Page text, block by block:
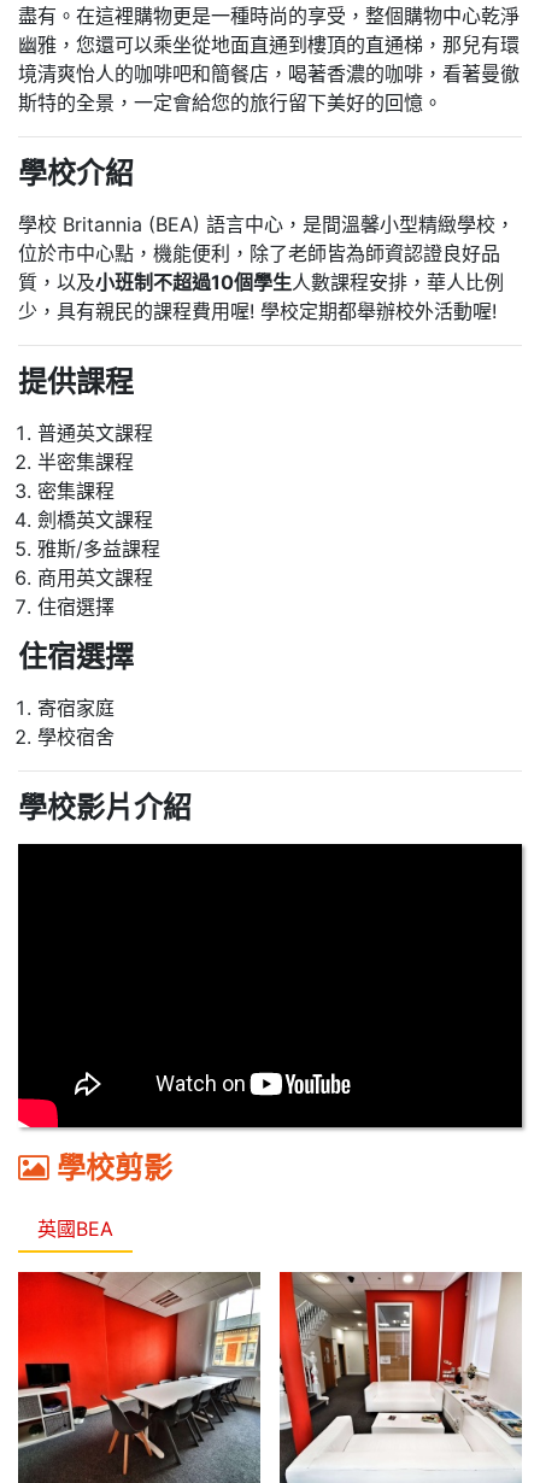
盡有。在這裡購物更是一種時尚的享受，整個購物中心乾淨
幽雅，您還可以乘坐從地面直通到樓頂的直通梯，那兒有環
境清爽怡人的咖啡吧和簡餐店，喝著香濃的咖啡，看著曼徹
斯特的全景，一定會給您的旅行留下美好的回憶。
學校介紹
學校 Britannia (BEA) 語言中心，是間溫馨小型精緻學校，
位於市中心點，機能便利，除了老師皆為師資認證良好品
質，以及小班制不超過10個學生人數課程安排，華人比例
少，具有親民的課程費用喔! 學校定期都舉辦校外活動喔!
提供課程
普通英文課程
半密集課程
密集課程
劍橋英文課程
雅斯/多益課程
商用英文課程
住宿選擇
住宿選擇
寄宿家庭
學校宿舍
學校影片介紹
學校剪影
英國BEA